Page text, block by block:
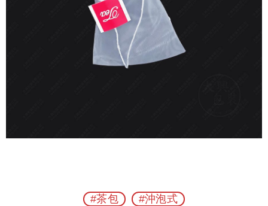
#茶包 #沖泡式